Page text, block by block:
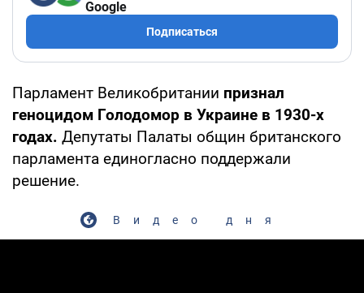
Google
Подписаться
Парламент Великобритании признал
геноцидом Голодомор в Украине в 1930-х
годах. Депутаты Палаты общин британского
парламента единогласно поддержали
решение.
Видео дня